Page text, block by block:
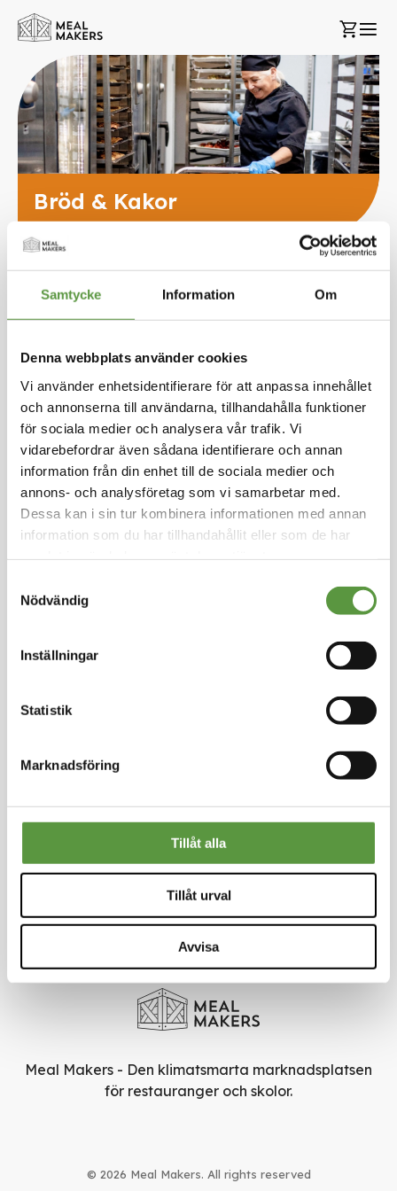
Samtycke Information Om
Denna webbplats använder cookies
Vi använder enhetsidentifierare för att anpassa innehållet
och annonserna till användarna, tillhandahålla funktioner
för sociala medier och analysera vår trafik. Vi
vidarebefordrar även sådana identifierare och annan
information från din enhet till de sociala medier och
annons- och analysföretag som vi samarbetar med.
Dessa kan i sin tur kombinera informationen med annan
information som du har tillhandahållit eller som de har
Nödvändig
Inställningar
Statistik
Marknadsföring
Tillåt alla
Tillåt urval
Avvisa
Hoppa
Min
Bröd & Kakor
Sortera på
Sätt
GOURMETDEG
Pita Romana 140g x 480
st
Helpall-24st-67.2Kg
Utg. Fullgott
17 Partier kvar
Logga in för att handla
Nyhetsbrev
Skriv upp dig för vårt nyhetsbrev så missar du inga
erbjudanden eller nyheter
Nyheter
Rädda mat
Smarta val
Användarvillkor
Sekretesspolicy
Meal Makers - Den klimatsmarta marknadsplatsen
för restauranger och skolor.
© 2026 Meal Makers. All rights reserved